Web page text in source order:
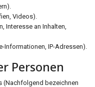
Videos).
Interesse an Inhalten,
Informationen, IP-Adressen).
Personen
(Nachfolgend bezeichnen